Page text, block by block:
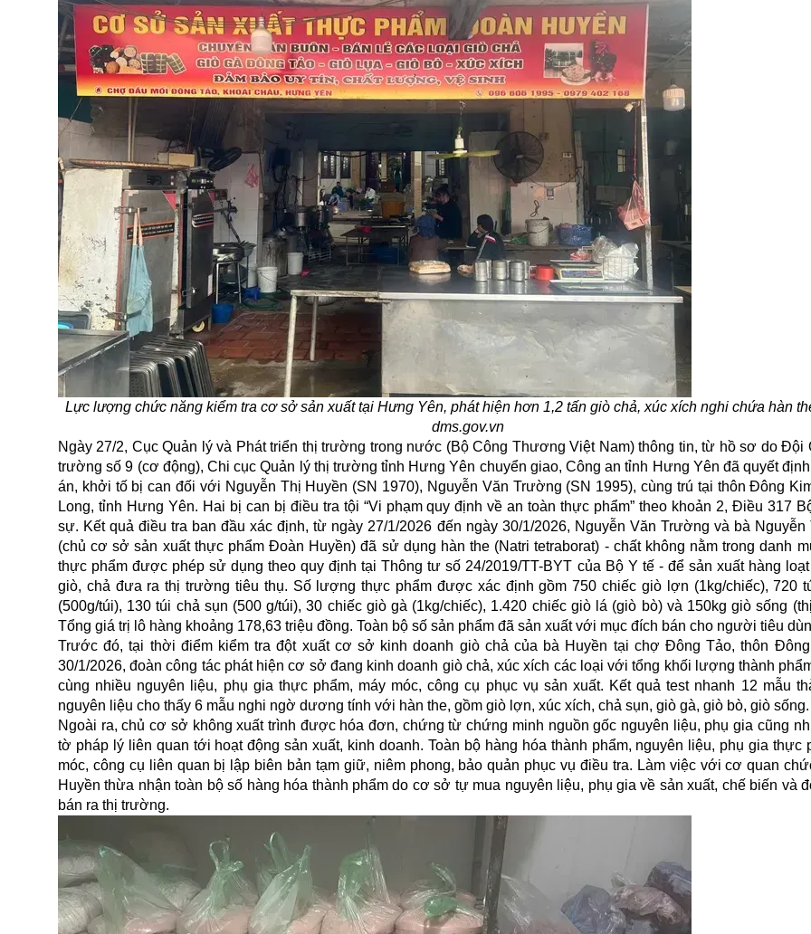
Lực lượng chức năng kiểm tra cơ sở sản xuất tại Hưng Yên, phát hiện hơn 1,2 tấn giò chả, xúc xích nghi chứa hàn
dms.gov.vn
Ngày 27/2, Cục Quản lý và Phát triển thị trường trong nước (Bộ Công Thương Việt Nam) thông tin, từ hồ sơ do Đội
trường số 9 (cơ động), Chi cục Quản lý thị trường tỉnh Hưng Yên chuyển giao, Công an tỉnh Hưng Yên đã quyết
án, khởi tố bị can đối với Nguyễn Thị Huyền (SN 1970), Nguyễn Văn Trường (SN 1995), cùng trú tại thôn Đông
Long, tỉnh Hưng Yên. Hai bị can bị điều tra tội “Vi phạm quy định về an toàn thực phẩm” theo khoản 2, Điều 317
sự. Kết quả điều tra ban đầu xác định, từ ngày 27/1/2026 đến ngày 30/1/2026, Nguyễn Văn Trường và bà Nguyễn
(chủ cơ sở sản xuất thực phẩm Đoàn Huyền) đã sử dụng hàn the (Natri tetraborat) - chất không nằm trong danh
thực phẩm được phép sử dụng theo quy định tại Thông tư số 24/2019/TT-BYT của Bộ Y tế - để sản xuất hàng
giò, chả đưa ra thị trường tiêu thụ. Số lượng thực phẩm được xác định gồm 750 chiếc giò lợn (1kg/chiếc), 720
(500g/túi), 130 túi chả sụn (500 g/túi), 30 chiếc giò gà (1kg/chiếc), 1.420 chiếc giò lá (giò bò) và 150kg giò sống
Tổng giá trị lô hàng khoảng 178,63 triệu đồng. Toàn bộ số sản phẩm đã sản xuất với mục đích bán cho người tiêu
Trước đó, tại thời điểm kiểm tra đột xuất cơ sở kinh doanh giò chả của bà Huyền tại chợ Đông Tảo, thôn
30/1/2026, đoàn công tác phát hiện cơ sở đang kinh doanh giò chả, xúc xích các loại với tổng khối lượng thành
cùng nhiều nguyên liệu, phụ gia thực phẩm, máy móc, công cụ phục vụ sản xuất. Kết quả test nhanh 12 mẫu
nguyên liệu cho thấy 6 mẫu nghi ngờ dương tính với hàn the, gồm giò lợn, xúc xích, chả sụn, giò gà, giò bò, giò sống.
Ngoài ra, chủ cơ sở không xuất trình được hóa đơn, chứng từ chứng minh nguồn gốc nguyên liệu, phụ gia cũng
tờ pháp lý liên quan tới hoạt động sản xuất, kinh doanh. Toàn bộ hàng hóa thành phẩm, nguyên liệu, phụ gia thực
móc, công cụ liên quan bị lập biên bản tạm giữ, niêm phong, bảo quản phục vụ điều tra. Làm việc với cơ quan
Huyền thừa nhận toàn bộ số hàng hóa thành phẩm do cơ sở tự mua nguyên liệu, phụ gia về sản xuất, chế biến và
bán ra thị trường.